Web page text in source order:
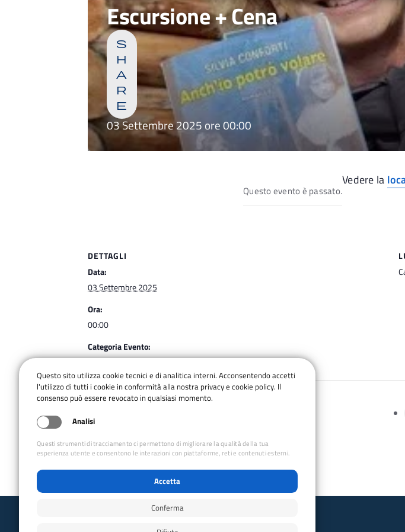
Escursione + Cena
s
h
a
r
e
03 Settembre 2025 ore 00:00
Questo evento è passato.
Vedere la
DETTAGLI
Data:
03 Settembre 2025
Ora:
00:00
Categoria Evento:
presentazione
Questo sito utilizza cookie tecnici e di analitica interni. Acconsentendo accetti
l'utilizzo di tutti i cookie in conformità alla nostra privacy e cookie policy. Il
consenso può essere revocato in qualsiasi momento.
Analisi
Questi strumenti di tracciamento ci permettono di migliorare la qualità della tua
esperienza utente e consentono le interazioni con piattaforme, reti e contenuti esterni.
Accetta
Conferma